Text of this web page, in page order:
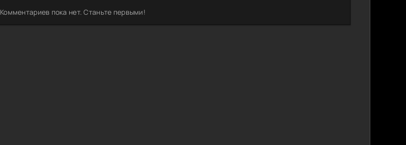
Комментариев пока нет. Станьте первыми!